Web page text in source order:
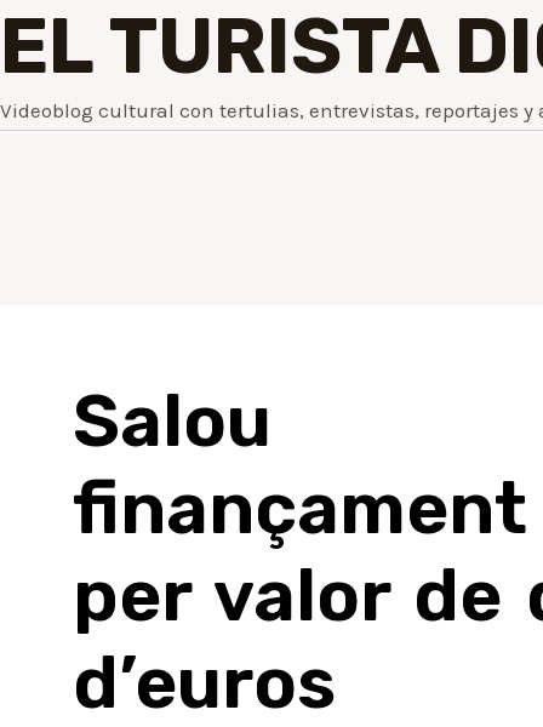
EL TURISTA
Videoblog cultural con tertulias, entrevistas, reportajes y
Salou
per valor de
d’euros